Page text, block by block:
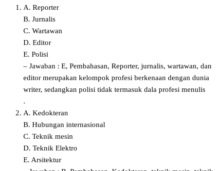
A. Reporter
B. Jurnalis
C. Wartawan
D. Editor
E. Polisi
– Jawaban : E, Pembahasan, Reporter, jurnalis, wartawan, dan
editor merupakan kelompok profesi berkenaan dengan dunia
writer, sedangkan polisi tidak termasuk dala profesi menulis
.
A. Kedokteran
B. Hubungan internasional
C. Teknik mesin
D. Teknik Elektro
E. Arsitektur